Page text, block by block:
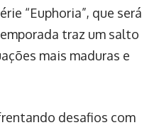
“Euphoria”, que será
traz um salto
mais maduras e
desafios com